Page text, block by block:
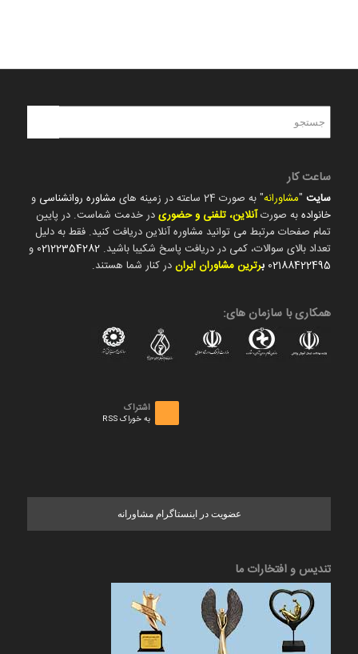
ساعت کار
سایت"مشاورانه" به صورت 24 ساعته در زمینه های مشاوره روانشناسی و
خانوادهبه صورتآنلاین، تلفنی و حضوریدر خدمت شماست. در پایین
تمام صفحات مرتبط می توانید مشاوره آنلاین دریافت کنید. فقط به دلیل
تعداد بالای سوالات، کمی در دریافت پاسخ شکیبا باشید. 02122354282 و
02188422495 برترین مشاوران ایراندر کنار شما هستند.
همکاری با سازمان های:
اشتراک
به خوراک RSS
عضویت در اینستاگرام مشاورانه
تندیس و افتخارات ما